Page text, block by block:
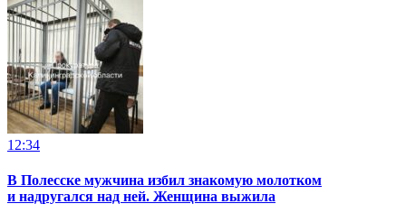
12:34
В Полесске мужчина избил знакомую молотком
и надругался над ней. Женщина выжила